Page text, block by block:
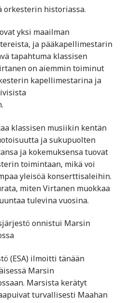
orkesterin historiassa.
yksi maailman
ja pääkapellimestarin
tapahtuma klassisen
on aiemmin toiminut
kapellimestarina ja
klassisen musiikin kentän
ja sukupuolten
ja kokemuksensa tuovat
toimintaan, mikä voi
yleisöä konserttisaleihin.
miten Virtanen muokkaa
tulevina vuosina.
onnistui Marsin
(ESA) ilmoitti tänään
Marsin
Marsista kerätyt
turvallisesti Maahan